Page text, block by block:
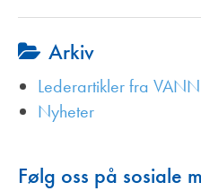
Arkiv
Lederartikler fra VANN
Nyheter
Følg oss på sosiale